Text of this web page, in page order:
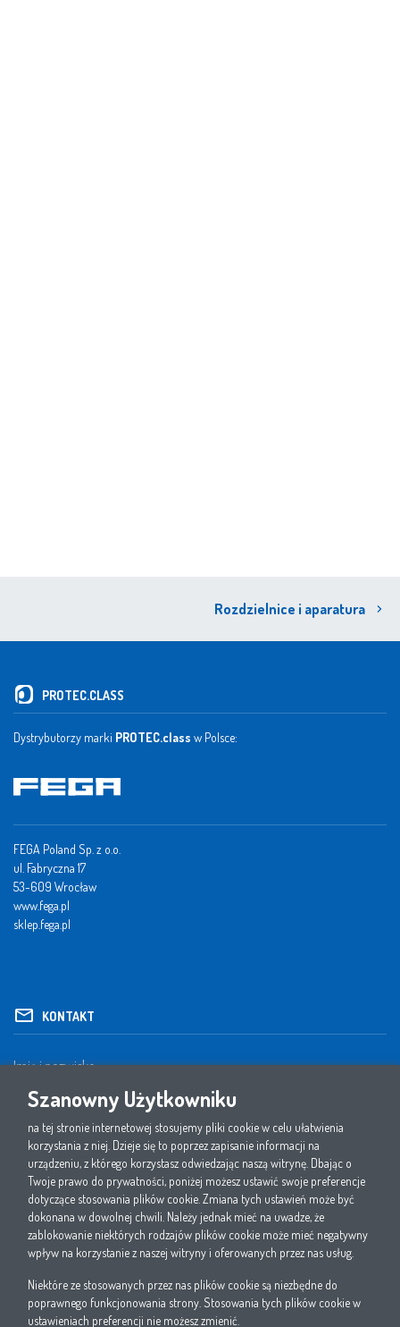
Rozdzielnice i aparatura
PROTEC.CLASS
Dystrybutorzy marki PROTEC.class w Polsce:
FEGA Poland Sp. z o.o.
ul. Fabryczna 17
53-609 Wrocław
www.fega.pl
sklep.fega.pl
KONTAKT
1. Oświadczam, że zapoznałem się i akceptuję politykę prywatności W.EG Polska sp. z
o.o.
2. Wyrażam zgodę na przetwarzanie przez W.EG Polska sp. z o.o. moich danych
Szanowny Użytkowniku
na tej stronie internetowej stosujemy pliki cookie w celu ułatwienia
korzystania z niej. Dzieje się to poprzez zapisanie informacji na
urządzeniu, z którego korzystasz odwiedzając naszą witrynę. Dbając o
Twoje prawo do prywatności, poniżej możesz ustawić swoje preferencje
dotyczące stosowania plików cookie. Zmiana tych ustawień może być
dokonana w dowolnej chwili. Należy jednak mieć na uwadze, że
zablokowanie niektórych rodzajów plików cookie może mieć negatywny
wpływ na korzystanie z naszej witryny i oferowanych przez nas usług.
Niektóre ze stosowanych przez nas plików cookie są niezbędne do
poprawnego funkcjonowania strony. Stosowania tych plików cookie w
ustawieniach preferencji nie możesz zmienić.